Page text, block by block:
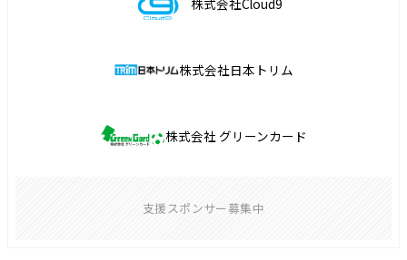
株式会社日本トリム
株式会社 グリーンカード
支援スポンサー募集中